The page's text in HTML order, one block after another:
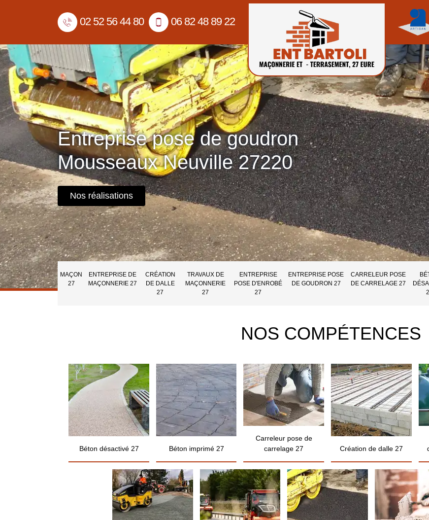
02 52 56 44 80 06 82 48 89 22
Entreprise pose de goudron
Mousseaux Neuville 27220
Nos réalisations
MAÇON
27
ENTREPRISE DE
MAÇONNERIE 27
CRÉATION
DE DALLE
27
TRAVAUX DE
MAÇONNERIE
27
ENTREPRISE
POSE D'ENROBÉ
27
ENTREPRISE POSE
DE GOUDRON 27
CARRELEUR POSE
DE CARRELAGE 27
NOS COMPÉTENCES
Béton désactivé 27 Béton imprimé 27
Carreleur pose de
carrelage 27
Création de dalle 27